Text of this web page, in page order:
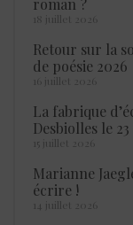
roman ?
18 juillet 2026
Retour sur la
de poésie 2026
16 juillet 2026
La fabrique
Desbiolles le
15 juillet 2026
Marianne
écrire !
14 juillet 2026